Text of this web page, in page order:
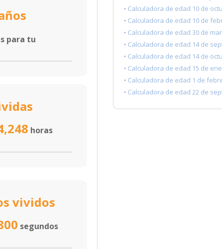
para tu
horas
vividos
segundos
• Calculadora de edad 10 de
• Calculadora de edad 10 de
• Calculadora de edad 30 de
• Calculadora de edad 14 de
• Calculadora de edad 14 de
• Calculadora de edad 15 de
• Calculadora de edad 1 de
• Calculadora de edad 22 de